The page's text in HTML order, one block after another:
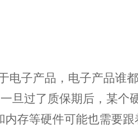
子产品，电子产品谁
旦过了质保期后，某
存等硬件可能也需要